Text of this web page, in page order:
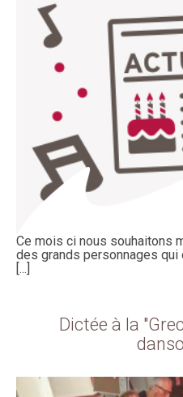
Ce mois ci nous souhaitons
des grands personnages
[...]
Dictée à la